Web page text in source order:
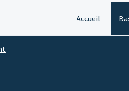
Accueil